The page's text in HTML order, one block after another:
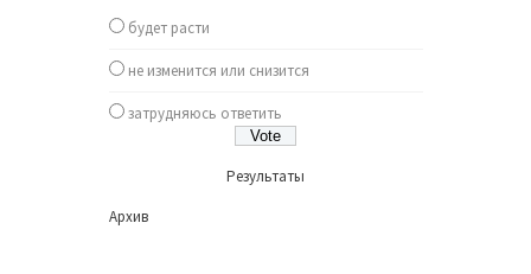
будет расти
не изменится или снизится
затрудняюсь ответить
Результаты
Архив